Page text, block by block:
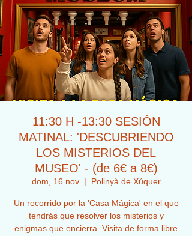
11:30 H -13:30 SESIÓN
MATINAL: 'DESCUBRIENDO
LOS MISTERIOS DEL
MUSEO' - (de 6€ a 8€)
dom, 16 nov
  |
Polinyà de Xúquer
Un recorrido por la 'Casa Mágica' en el que
tendrás que resolver los misterios y
enigmas que encierra. Visita de forma libre